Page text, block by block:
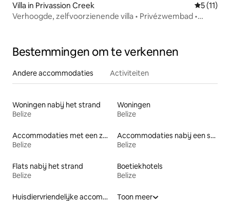
Villa in Privassion Creek
5 (11)
Verhoogde, zelfvoorzienende villa • Privézwembad •
Bestemmingen om te verkennen
Andere accommodaties Activiteiten
Woningen nabij het strand
Belize
Woningen
Belize
Accommodaties met een zwembad
Belize
Accommodaties nabij een strand
Belize
Flats nabij het strand
Belize
Boetiekhotels
Belize
Huisdiervriendelijke accommodaties Toon meer